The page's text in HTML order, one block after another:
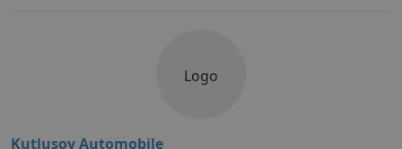
Logo
Kutlusoy Automobile